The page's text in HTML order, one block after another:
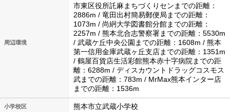
周辺環境
市東区役所託麻まちづくりセンまでの距離：
2886m / 竜田出村簡易郵便局までの距離：
1073m / 尚絅大学図書館分館までの距離：
2257m / 熊本北合志警察署までの距離：5530m
/ 武蔵ケ丘中央公園までの距離：1608m / 熊本
第一信用金庫武蔵ヶ丘支店までの距離：1351m
/ 鶴屋百貨店生活彩館熊本赤十字病院までの距
離：6288m / ディスカウントドラッグコスモス
武までの距離：783m / MrMax熊本インター店
までの距離：1536m
小学校区 熊本市立武蔵小学校